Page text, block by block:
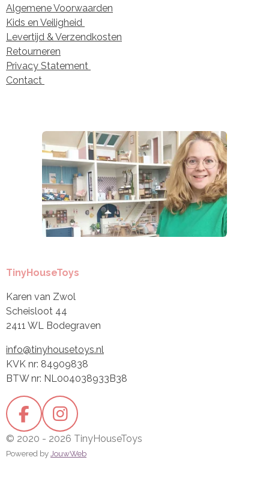
Algemene Voorwaarden
Kids en Veiligheid
Levertijd & Verzendkosten
Retourneren
Privacy Statement
Contact
TinyHouseToys
Karen van Zwol
Scheisloot 44
2411 WL Bodegraven
info@tinyhousetoys.nl
KVK nr: 84909838
BTW nr: NL004038933B38
F
a
c
I
n
s
© 2020 - 2026 TinyHouseToys
Powered by JouwWeb